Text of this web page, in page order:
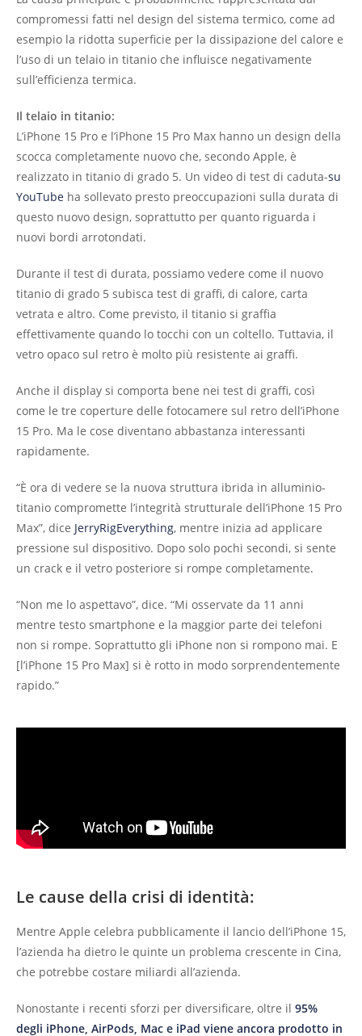
compromessi fatti nel design del sistema termico, come ad
esempio la ridotta superficie per la dissipazione del calore e
l’uso di un telaio in titanio che influisce negativamente
sull’efficienza termica.
Il telaio in titanio:
L’iPhone 15 Pro e l’iPhone 15 Pro Max hanno un design della
scocca completamente nuovo che, secondo Apple, è
realizzato in titanio di grado 5. Un video di test di caduta-su
YouTube ha sollevato presto preoccupazioni sulla durata di
questo nuovo design, soprattutto per quanto riguarda i
nuovi bordi arrotondati.
Durante il test di durata, possiamo vedere come il nuovo
titanio di grado 5 subisca test di graffi, di calore, carta
vetrata e altro. Come previsto, il titanio si graffia
effettivamente quando lo tocchi con un coltello. Tuttavia, il
vetro opaco sul retro è molto più resistente ai graffi.
Anche il display si comporta bene nei test di graffi, così
come le tre coperture delle fotocamere sul retro dell’iPhone
15 Pro. Ma le cose diventano abbastanza interessanti
rapidamente.
“È ora di vedere se la nuova struttura ibrida in alluminio-
titanio compromette l’integrità strutturale dell’iPhone 15 Pro
Max”, dice JerryRigEverything, mentre inizia ad applicare
pressione sul dispositivo. Dopo solo pochi secondi, si sente
un crack e il vetro posteriore si rompe completamente.
“Non me lo aspettavo”, dice. “Mi osservate da 11 anni
mentre testo smartphone e la maggior parte dei telefoni
non si rompe. Soprattutto gli iPhone non si rompono mai. E
[l’iPhone 15 Pro Max] si è rotto in modo sorprendentemente
rapido.”
Le cause della crisi di identità:
Mentre Apple celebra pubblicamente il lancio dell’iPhone 15,
l’azienda ha dietro le quinte un problema crescente in Cina,
che potrebbe costare miliardi all’azienda.
Nonostante i recenti sforzi per diversificare, oltre il 95%
degli iPhone, AirPods, Mac e iPad viene ancora prodotto in